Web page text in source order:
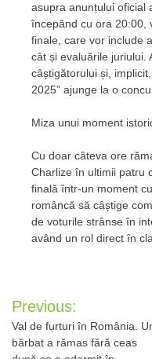
asupra anunțului oficial
începând cu ora 20:00,
finale, care vor include
cât și evaluările juriului.
câștigătorului și,
2025” ajunge la o
Miza unui moment
Cu doar câteva ore
Charlize în ultimii patru
finală într-un moment
româncă să câștige
de voturile strânse în
având un rol direct în
Post
navigation
Previous:
Val de furturi în România.
bărbat a rămas fără ceas